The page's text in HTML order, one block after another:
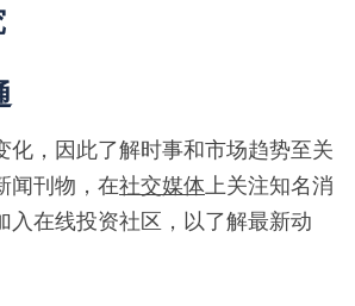
化，因此了解时事和市场趋势至关
闻刊物，在社交媒体 上关注知名消
入在线投资社区，以了解最新动